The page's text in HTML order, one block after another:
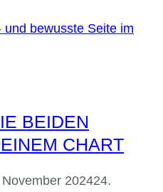
BEIDEN
CHART
November 202424.